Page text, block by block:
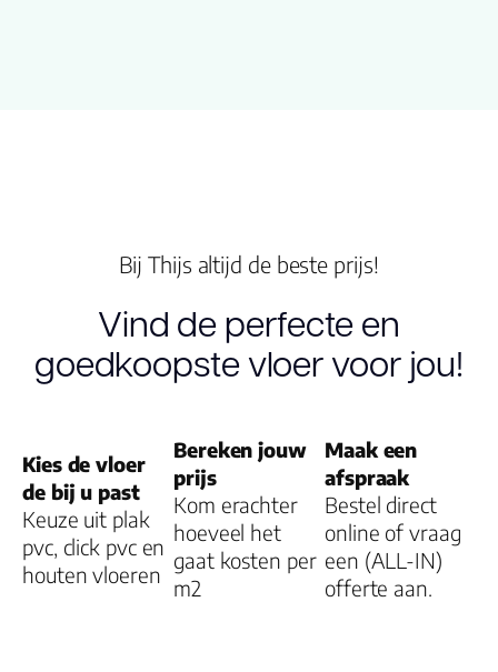
Dessin
geschikt
Bij Thijs altijd de beste prijs!
Vind de perfecte en
goedkoopste vloer voor jou!
Kies de vloer
de bij u past
Keuze uit plak
pvc, click pvc en
houten vloeren
Bereken jouw
prijs
Kom erachter
hoeveel het
gaat kosten per
m2
Maak een
afspraak
Bestel direct
online of vraag
een (ALL-IN)
offerte aan.